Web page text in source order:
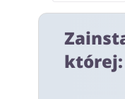
której: